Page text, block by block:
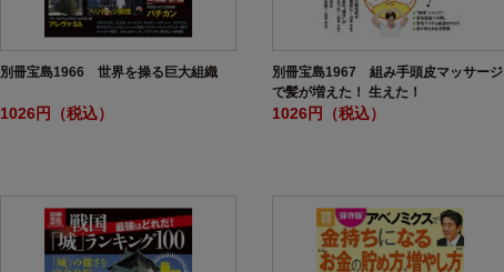
別冊宝島1966 世界を操る巨大組織
1026円（税込）
別冊宝島1967 組み手頭皮マッサージ
で髪が増えた！ 生えた！
1026円（税込）